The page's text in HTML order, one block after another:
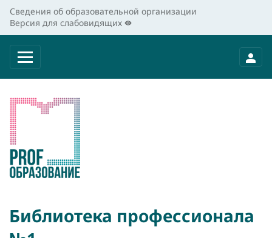
Сведения об образовательной организации
Версия для слабовидящих
Библиотека профессионала